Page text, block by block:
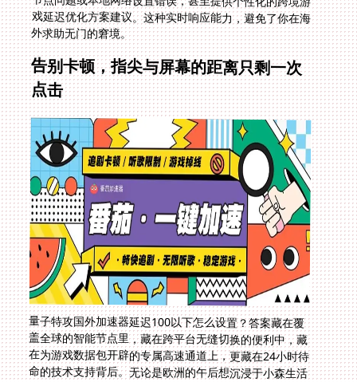
外求助无门的窘境。
告别卡顿，指尖与屏幕的距离只剩一次
点击
量子特攻国外加速器延迟100以下怎么设置？答案藏在覆
盖全球的智能节点里，藏在跨平台无缝切换的便利中，藏
在为游戏数据包开辟的专属高速通道上，更藏在24小时待
命的技术支持背后。无论是欧洲的午后想沉浸于小森生活
的慢时光，还是北美深夜热血组队征战逆水寒的世界
BOSS，一套配置得当的专业加速方案都能将物理的遥远
压缩成指尖的响应。当延迟不再是那道鸿沟，国服战场依